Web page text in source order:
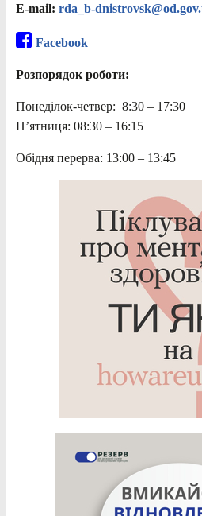
E-mail: rda_b-
Facebook
Розпорядок роботи:
Понеділок-четвер: 8:30 – 17:30
П’ятниця: 08:30 – 16:15
Обідня перерва: 13:00 – 13:45